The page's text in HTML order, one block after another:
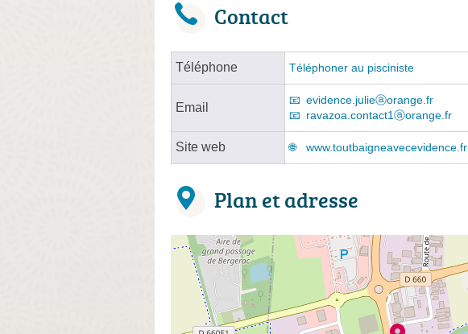
Contact
Téléphone Téléphoner au pisciniste
Email
evidence.julieⓐorange.fr
ravazoa.contact1ⓐorange.fr
Site web www.toutbaigneavecevidence.fr
Plan et adresse